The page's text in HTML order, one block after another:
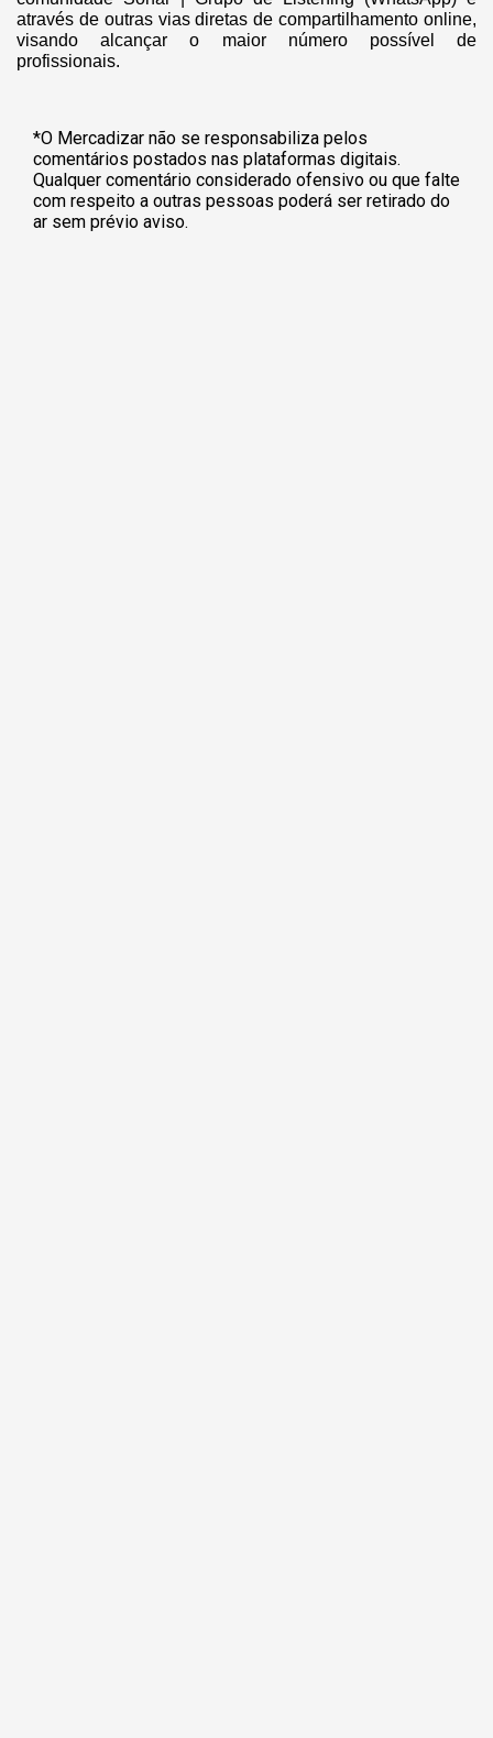
através de outras vias diretas de compartilhamento online,
visando alcançar o maior número possível de
profissionais.
*O Mercadizar não se responsabiliza pelos
comentários postados nas plataformas digitais.
Qualquer comentário considerado ofensivo ou que falte
com respeito a outras pessoas poderá ser retirado do
ar sem prévio aviso.